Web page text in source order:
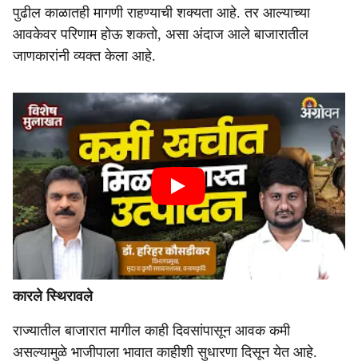
पुढील काळातही मागणी राहण्याची शक्यता आहे. तर आल्याच्या
आवकेवर परिणाम होऊ शकतो, असा अंदाज आले बाजारातील
जाणकारांनी व्यक्त केला आहे.
कारले स्थिरावले
राज्यातील बाजारात मागील काही दिवसांपासून आवक कमी
असल्यामुळे भाजीपाला भावात काहीशी सुधारणा दिसून येत आहे.